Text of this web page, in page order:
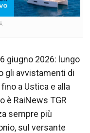
giugno 2026: lungo
gli avvistamenti di
a Ustica e alla
è RaiNews TGR
sempre più
sul versante